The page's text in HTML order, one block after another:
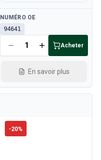
Disponible
NUMÉRO OE
94641
Acheter
En savoir plus
-20%